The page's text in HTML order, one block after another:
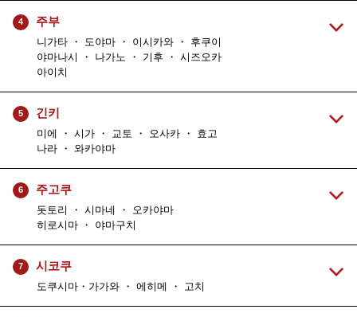
4 주부
니가타 ・ 도야마 ・ 이시카와 ・ 후쿠이
야마나시 ・ 나가노 ・ 기후 ・ 시즈오카
아이치
5 긴키
미에 ・ 시가 ・ 교토 ・ 오사카 ・ 효고
나라 ・ 와카야마
6 주고쿠
돗토리 ・ 시마네 ・ 오카야마
히로시마 ・ 야마구치
7 시코쿠
도쿠시마・가가와 ・ 에히메 ・ 고치